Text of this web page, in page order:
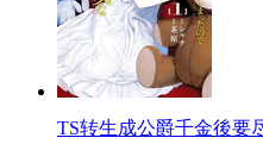
TS转生成公爵千金後要